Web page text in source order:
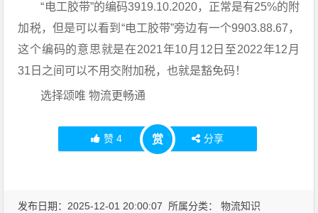
“电工胶带”的编码3919.10.2020，正常是有25%的附
加税，但是可以看到“电工胶带”旁边有一个9903.88.67，
这个编码的意思就是在2021年10月12日至2022年12月
31日之间可以不用交附加税，也就是豁免码！
选择颂唯 物流更畅通
赞 4 赏 分享
发布日期：2025-12-01 20:00:07 所属分类：物流知识